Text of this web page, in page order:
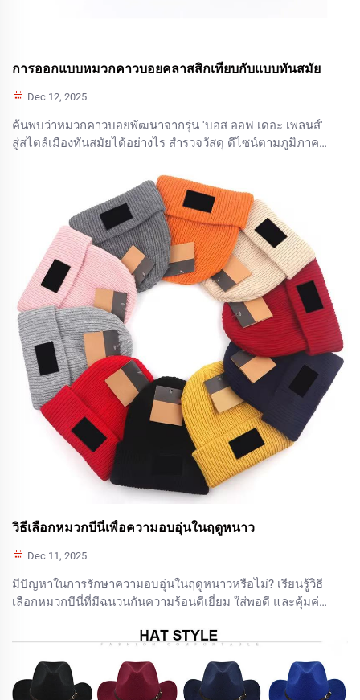
การออกแบบหมวกคาวบอยคลาสสิกเทียบกับแบบทันสมัย
Dec 12, 2025
ค้นพบว่าหมวกคาวบอยพัฒนาจากรุ่น 'บอส ออฟ เดอะ เพลนส์'
สู่สไตล์เมืองทันสมัยได้อย่างไร สำรวจวัสดุ ดีไซน์ตามภูมิภาค
วิธีเลือกหมวกบีนี่เพื่อความอบอุ่นในฤดูหนาว
Dec 11, 2025
มีปัญหาในการรักษาความอบอุ่นในฤดูหนาวหรือไม่? เรียนรู้วิธี
เลือกหมวกบีนี่ที่มีฉนวนกันความร้อนดีเยี่ยม ใส่พอดี และคุ้มค่า